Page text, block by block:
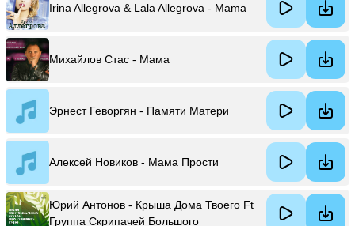
Irina Allegrova & Lala Allegrova - Mama
Михайлов Стас - Мама
Эрнест Геворгян - Памяти Матери
Алексей Новиков - Мама Прости
Юрий Антонов - Крыша Дома Твоего Ft
Группа Скрипачей Большого